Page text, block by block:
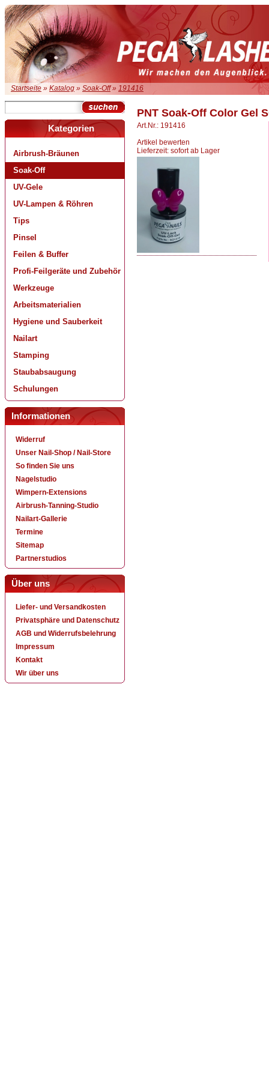
Startseite » Katalog » Soak-Off» 191416
Kategorien
Airbrush-Bräunen
Soak-Off
UV-Gele
UV-Lampen & Röhren
Tips
Pinsel
Feilen & Buffer
Profi-Feilgeräte und Zubehör
Werkzeuge
Arbeitsmaterialien
Hygiene und Sauberkeit
Nailart
Stamping
Staubabsaugung
Schulungen
Informationen
Widerruf
Unser Nail-Shop / Nail-Store
So finden Sie uns
Nagelstudio
Wimpern-Extensions
Airbrush-Tanning-Studio
Nailart-Gallerie
Termine
Sitemap
Partnerstudios
Über uns
Liefer- und Versandkosten
Privatsphäre und Datenschutz
AGB und Widerrufsbelehrung
Impressum
Kontakt
Wir über uns
PNT Soak-Off Color Gel
Art.Nr.: 191416
Artikel bewerten
Lieferzeit: sofort ab Lager